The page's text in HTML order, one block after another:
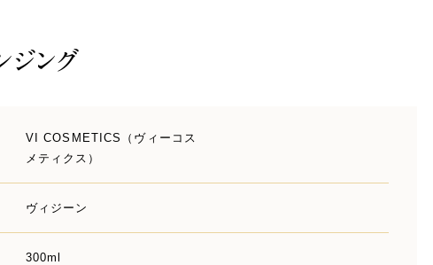
ジング
VI COSMETICS（ヴィーコス
メティクス）
ヴィジーン
300ml